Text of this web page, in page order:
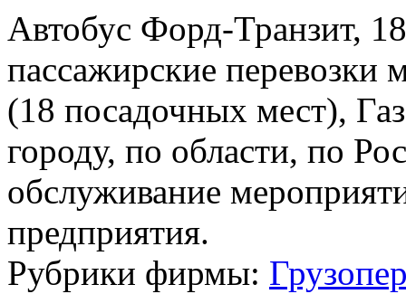
Автобус Форд-Транзит,
пассажирские перевозки
(18 посадочных мест),
городу, по области, по
обслуживание
предприятия.
Рубрики фирмы: